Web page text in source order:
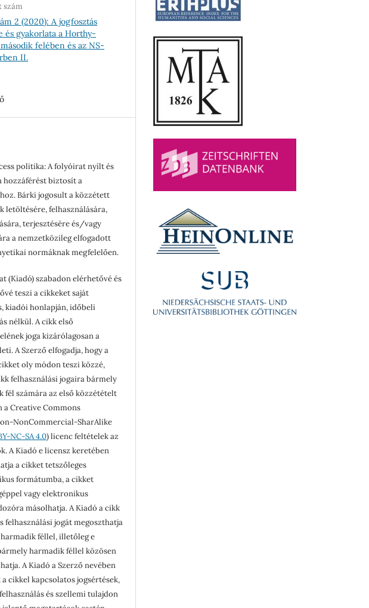
szám
2 (2020): A jogfosztás
és gyakorlata a Horthy-
felében és az NS-
II.
politika: A folyóirat nyílt és
hozzáférést biztosít a
Bárki jogosult a közzétett
letöltésére, felhasználására,
terjesztésére és/vagy
a nemzetközileg elfogadott
normáknak megfelelően.
(Kiadó) szabadon elérhetővé és
teszi a cikkeket saját
kiadói honlapján, időbeli
nélkül. A cikk első
joga kizárólagosan a
A Szerző elfogadja, hogy a
oly módon teszi közzé,
felhasználási jogaira bármely
fél számára az első közzétételt
a Creative Commons
NonCommercial-SharAlike
NC-SA 4.0) licenc feltételek az
A Kiadó e licensz keretében
a cikket tetszőleges
formátumba, a cikket
vagy elektronikus
másolhatja. A Kiadó a cikk
felhasználási jogát megoszthatja
féllel, illetőleg e
harmadik féllel közösen
A Kiadó a Szerző nevében
cikkel kapcsolatos jogsértések,
és szellemi tulajdon